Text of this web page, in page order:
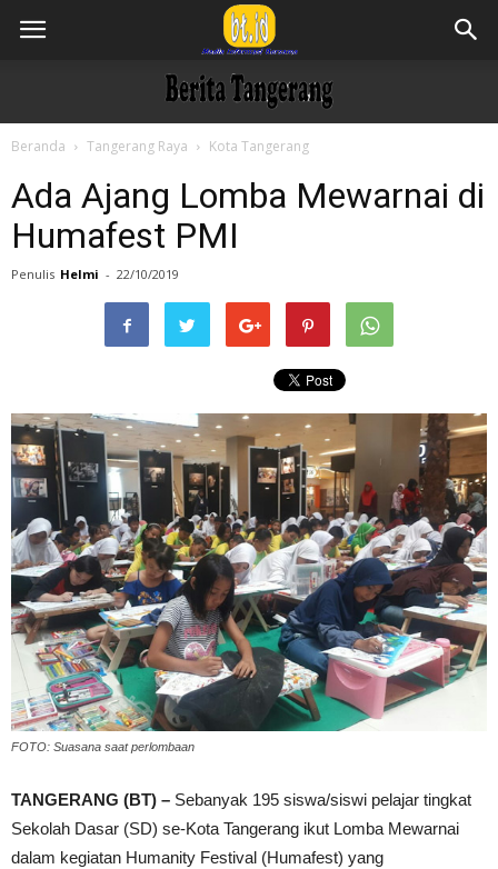
Beranda Tangerang Raya Kota Tangerang
Ada Ajang Lomba Mewarnai di
Humafest PMI
Penulis Helmi - 22/10/2019
FOTO: Suasana saat perlombaan
TANGERANG (BT) – Sebanyak 195 siswa/siswi pelajar tingkat
Sekolah Dasar (SD) se-Kota Tangerang ikut Lomba Mewarnai
dalam kegiatan Humanity Festival (Humafest) yang